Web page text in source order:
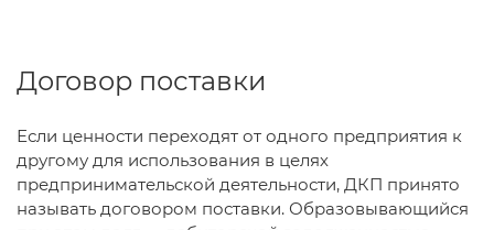
Договор поставки
Если ценности переходят от одного предприятия к
другому для использования в целях
предпринимательской деятельности, ДКП принято
называть договором поставки. Образовывающийся